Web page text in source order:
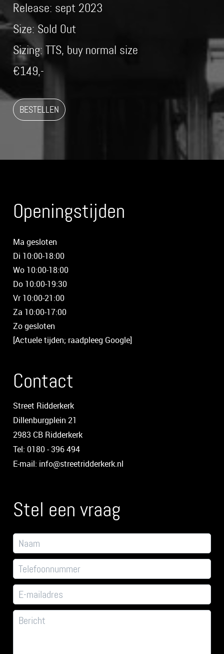
Release: sept 2023
Size: Sold Out
Sizing: TTS, buy normal size
€149,-
BESTELLEN
Openingstijden
Ma gesloten
Di 10:00-18:00
Wo 10:00-18:00
Do 10:00-19:30
Vr 10:00-21:00
Za 10:00-17:00
Zo gesloten
[Actuele tijden; raadpleeg Google]
Contact
Street Ridderkerk
Dillenburgplein 21
2983 CB Ridderkerk
Tel: 0180 - 396 494
E-mail: info@streetridderkerk.nl
Stel een vraag